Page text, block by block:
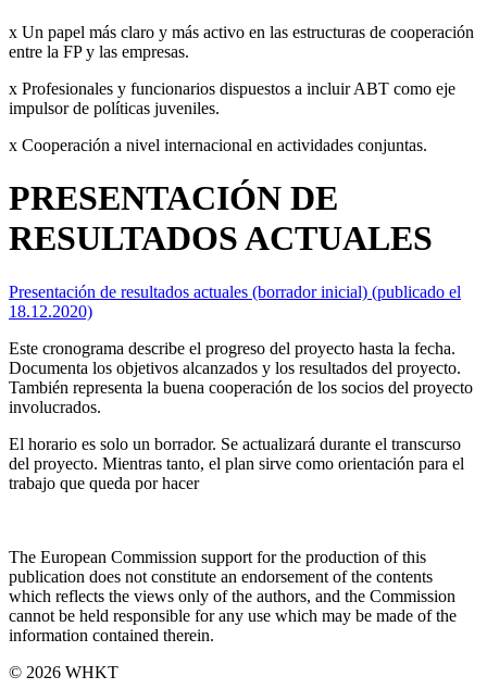
x Un papel más claro y más activo en las estructuras de cooperación
entre la FP y las empresas.
x Profesionales y funcionarios dispuestos a incluir ABT como eje
impulsor de políticas juveniles.
x Cooperación a nivel internacional en actividades conjuntas.
PRESENTACIÓN DE
RESULTADOS ACTUALES
Presentación de resultados actuales (borrador inicial) (publicado el
18.12.2020)
Este cronograma describe el progreso del proyecto hasta la fecha.
Documenta los objetivos alcanzados y los resultados del proyecto.
También representa la buena cooperación de los socios del proyecto
involucrados.
El horario es solo un borrador. Se actualizará durante el transcurso
del proyecto. Mientras tanto, el plan sirve como orientación para el
trabajo que queda por hacer
The European Commission support for the production of this
publication does not constitute an endorsement of the contents
which reflects the views only of the authors, and the Commission
cannot be held responsi­ble for any use which may be made of the
information contained therein.
© 2026 WHKT